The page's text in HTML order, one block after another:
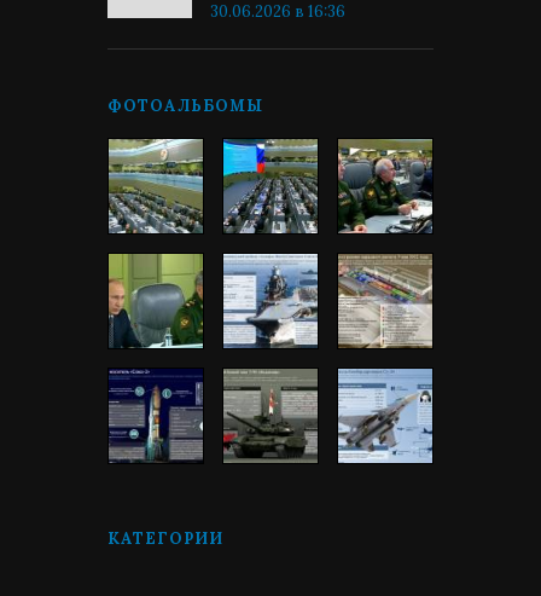
30.06.2026 в 16:36
ФОТОАЛЬБОМЫ
КАТЕГОРИИ